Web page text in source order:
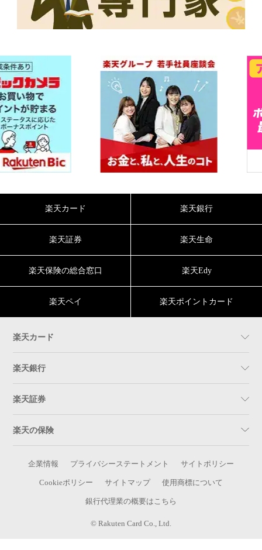
楽天カード 楽天銀行
楽天証券 楽天生命
楽天保険の総合窓口 楽天Edy
楽天ペイ 楽天ポイントカード
楽天カード
楽天銀行
楽天証券
楽天の保険
企業情報 プライバシーステートメント サイトポリシー
Cookieポリシー サイトマップ 使用商標について
銀行代理業の概要はこちら
© Rakuten Card Co., Ltd.